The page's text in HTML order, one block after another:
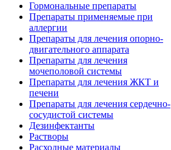
Гормональные препараты
Препараты применяемые при
аллергии
Препараты для лечения опорно-
двигательного аппарата
Препараты для лечения
мочеполовой системы
Препараты для лечения ЖКТ и
печени
Препараты для лечения сердечно-
сосудистой системы
Дезинфектанты
Растворы
Расходные материалы